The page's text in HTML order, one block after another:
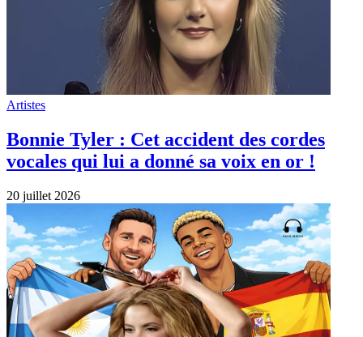
Dai, Dai – Shakira : La chanson de la
coupe du monde . Paroles et traduction
19 juillet 2026